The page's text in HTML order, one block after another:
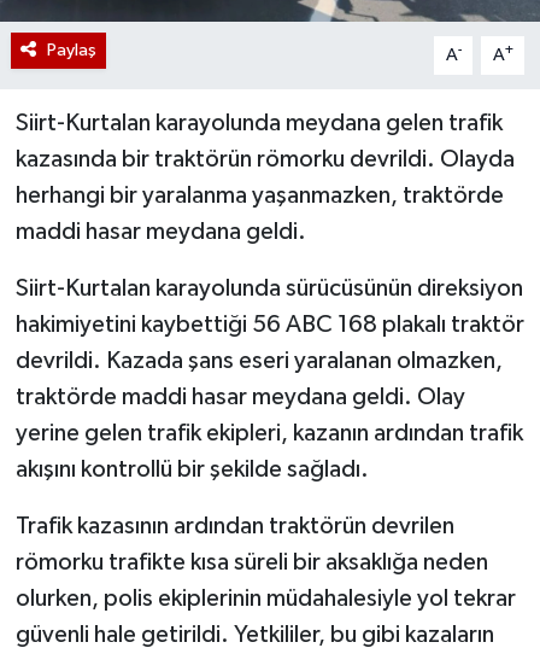
Paylaş A- A+
Siirt-Kurtalan karayolunda meydana gelen trafik
kazasında bir traktörün römorku devrildi. Olayda
herhangi bir yaralanma yaşanmazken, traktörde
maddi hasar meydana geldi.
Siirt-Kurtalan karayolunda sürücüsünün direksiyon
hakimiyetini kaybettiği 56 ABC 168 plakalı traktör
devrildi. Kazada şans eseri yaralanan olmazken,
traktörde maddi hasar meydana geldi. Olay
yerine gelen trafik ekipleri, kazanın ardından trafik
akışını kontrollü bir şekilde sağladı.
Trafik kazasının ardından traktörün devrilen
römorku trafikte kısa süreli bir aksaklığa neden
olurken, polis ekiplerinin müdahalesiyle yol tekrar
güvenli hale getirildi. Yetkililer, bu gibi kazaların